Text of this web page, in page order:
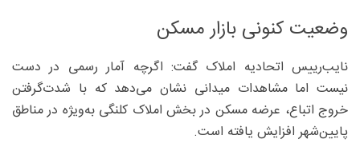
وضعیت کنونی بازار مسکن
نایب‌رییس اتحادیه املاک گفت: اگرچه آمار رسمی در دست
نیست اما مشاهدات میدانی نشان می‌دهد که با شدت‌گرفتن
خروج اتباع، عرضه مسکن در بخش املاک کلنگی به‌ویژه در مناطق
پایین‌شهر افزایش یافته است.